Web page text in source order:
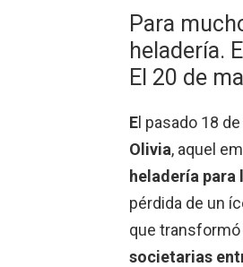
Para
heladería.
El 20 de
El pasado 18
Olivia, aquel
heladería para
pérdida de un
que transformó
societarias